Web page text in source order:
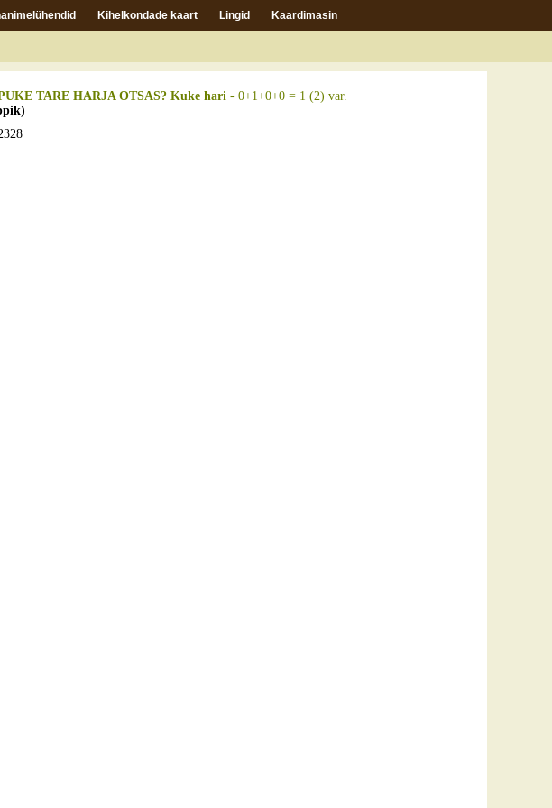
Kihelkondade kaart Lingid Kaardimasin
TARE HARJA OTSAS? Kuke hari - 0+1+0+0 = 1 (2) var.